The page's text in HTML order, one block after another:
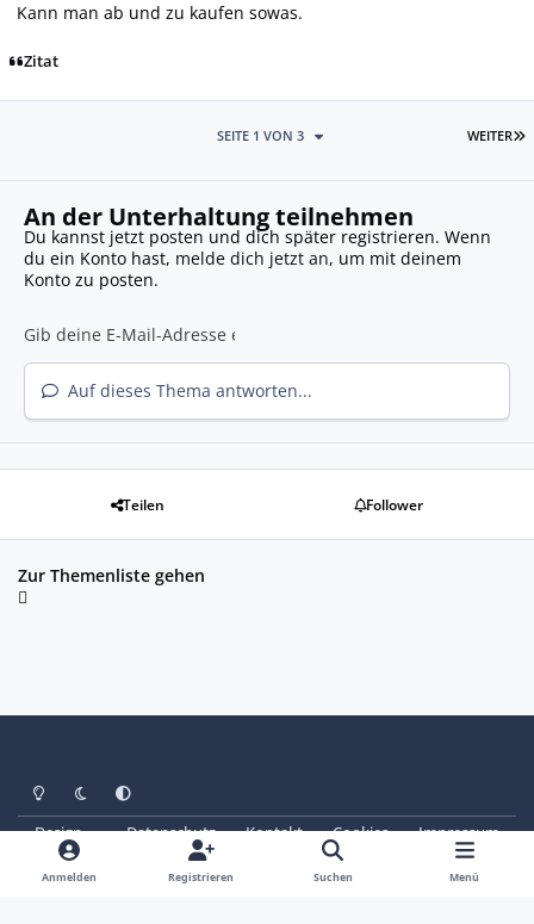
Kann man ab und zu kaufen sowas.
Zitat
WEITER
SEITE 1 VON 3
An der Unterhaltung teilnehmen
Du kannst jetzt posten und dich später registrieren. Wenn
du ein Konto hast, melde dich jetzt an, um mit deinem
Konto zu posten.
Auf dieses Thema antworten...
Teilen Follower
Zur Themenliste gehen
Heller ModusDunkler Modus
Systemeinstellung
Design Datenschutz Kontakt Cookies
Impressum
© Copyright 2025 - SAABoteure e. V.
Powered by Invision Community
Anmelden Registrieren Suchen Menü